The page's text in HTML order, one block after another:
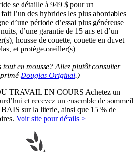
se détaille à 949 $ pour un
l’un des hybrides les plus abordables
d’une période d’essai plus généreuse
d’une garantie de 15 ans et d’un
housse de couette, couette en duvet
et protège-oreiller(s).
tout en mousse? Allez plutôt consulter
Douglas Original.)
TRAVAIL EN COURS Achetez un
et recevez un ensemble de sommeil
sur la literie, ainsi que 15 % de
Voir site pour détails >